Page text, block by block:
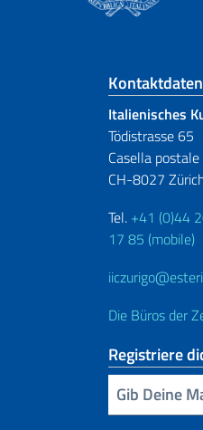
Kontaktdaten
Italienisches
Tödistrasse 65
Casella
CH-8027
Tel. +41 (0)44
17 85 (mobile)
Die Büros der
Registriere
Geben Sie Ihre E-Mail ein